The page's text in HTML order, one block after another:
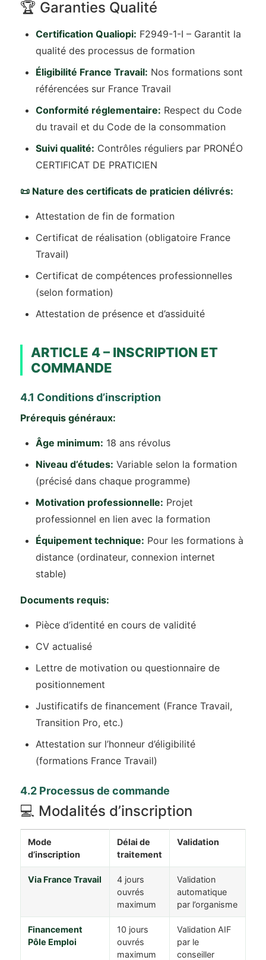
🏆 Garanties Qualité
Certification Qualiopi: F2949-1-I – Garantit la
qualité des processus de formation
Éligibilité France Travail: Nos formations sont
référencées sur France Travail
Conformité réglementaire: Respect du Code
du travail et du Code de la consommation
Suivi qualité: Contrôles réguliers par PRONÉO
CERTIFICAT DE PRATICIEN
📜 Nature des certificats de praticien délivrés:
Attestation de fin de formation
Certificat de réalisation (obligatoire France
Travail)
Certificat de compétences professionnelles
(selon formation)
Attestation de présence et d’assiduité
ARTICLE 4 – INSCRIPTION ET
COMMANDE
4.1 Conditions d’inscription
Prérequis généraux:
Âge minimum: 18 ans révolus
Niveau d’études: Variable selon la formation
(précisé dans chaque programme)
Motivation professionnelle: Projet
professionnel en lien avec la formation
Équipement technique: Pour les formations à
distance (ordinateur, connexion internet
stable)
Documents requis:
Pièce d’identité en cours de validité
CV actualisé
Lettre de motivation ou questionnaire de
positionnement
Justificatifs de financement (France Travail,
Transition Pro, etc.)
Attestation sur l’honneur d’éligibilité
(formations France Travail)
4.2 Processus de commande
💻 Modalités d’inscription
Mode
d’inscription
Délai de
traitement
Validation
Via France Travail
4 jours
ouvrés
maximum
Validation
automatique
par l’organisme
Financement
Pôle Emploi
10 jours
ouvrés
maximum
Validation AIF
par le
conseiller